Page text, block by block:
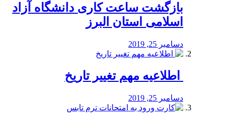
بازگشت ساعت کاری دانشگاه آزاد
اسلامی استان البرز
دسامبر 25, 2019
️ اطلاعیه مهم تغییر تاریخ
دسامبر 25, 2019